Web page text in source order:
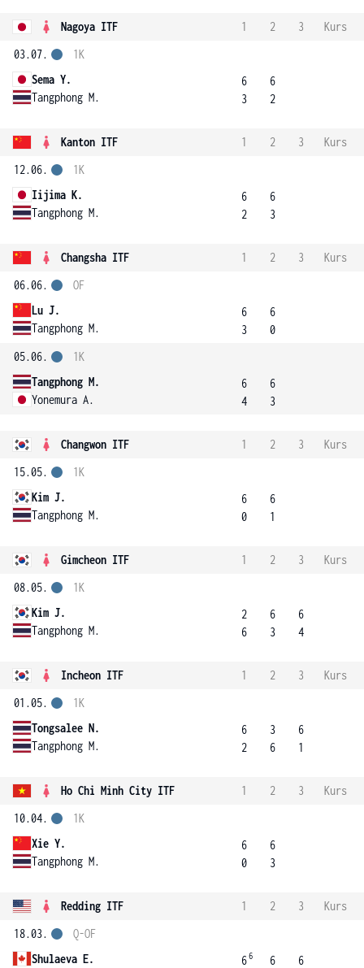
Nagoya ITF 1 2 3
Kurs
03.07.
Sema Y.
Tangphong M.
1K
6
3
6
2
Kanton ITF 1 2 3
Kurs
12.06.
Iijima K.
Tangphong M.
1K
6
2
6
3
Changsha ITF 1 2 3
Kurs
06.06.
Lu J.
Tangphong M.
OF
6
3
6
0
05.06.
Tangphong M.
Yonemura A.
1K
6
4
6
3
Changwon ITF 1 2 3
Kurs
15.05.
Kim J.
Tangphong M.
1K
6
0
6
1
Gimcheon ITF 1 2 3
Kurs
08.05.
Kim J.
Tangphong M.
1K
2
6
6
3
6
4
Incheon ITF 1 2 3
Kurs
01.05.
Tongsalee N.
Tangphong M.
1K
6
2
3
6
6
1
Ho Chi Minh City ITF 1 2 3
Kurs
10.04.
Xie Y.
Tangphong M.
1K
6
0
6
3
Redding ITF 1 2 3
Kurs
18.03.
Shulaeva E.
Q-OF
66
6
6